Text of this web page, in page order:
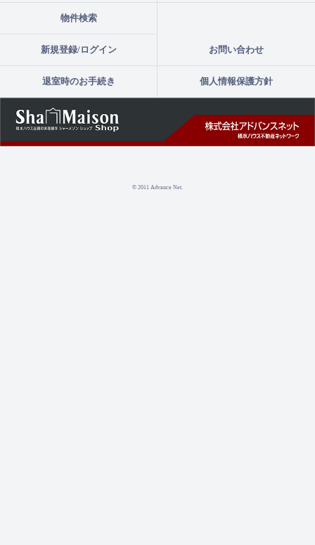
物件検索
新規登録/ログイン お問い合わせ
退室時のお手続き 個人情報保護方針
© 2011 Advance Net.